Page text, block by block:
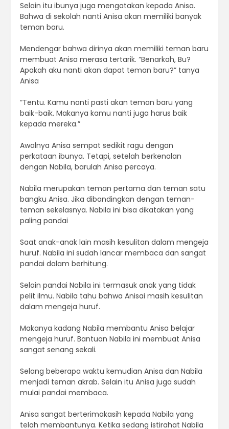
Selain itu ibunya juga mengatakan kepada Anisa.
Bahwa di sekolah nanti Anisa akan memiliki banyak
teman baru.
Mendengar bahwa dirinya akan memiliki teman baru
membuat Anisa merasa tertarik. “Benarkah, Bu?
Apakah aku nanti akan dapat teman baru?” tanya
Anisa
“Tentu. Kamu nanti pasti akan teman baru yang
baik-baik. Makanya kamu nanti juga harus baik
kepada mereka.”
Awalnya Anisa sempat sedikit ragu dengan
perkataan ibunya. Tetapi, setelah berkenalan
dengan Nabila, barulah Anisa percaya.
Nabila merupakan teman pertama dan teman satu
bangku Anisa. Jika dibandingkan dengan teman-
teman sekelasnya. Nabila ini bisa dikatakan yang
paling pandai
Saat anak-anak lain masih kesulitan dalam mengeja
huruf. Nabila ini sudah lancar membaca dan sangat
pandai dalam berhitung.
Selain pandai Nabila ini termasuk anak yang tidak
pelit ilmu. Nabila tahu bahwa Anisai masih kesulitan
dalam mengeja huruf.
Makanya kadang Nabila membantu Anisa belajar
mengeja huruf. Bantuan Nabila ini membuat Anisa
sangat senang sekali.
Selang beberapa waktu kemudian Anisa dan Nabila
menjadi teman akrab. Selain itu Anisa juga sudah
mulai pandai membaca.
Anisa sangat berterimakasih kepada Nabila yang
telah membantunya. Ketika sedang istirahat Nabila